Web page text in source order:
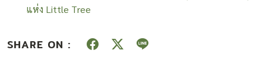
แห่ง Little Tree
SHARE ON :